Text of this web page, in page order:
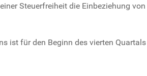
Steuerfreiheit die Einbeziehung
ist für den Beginn des vierten